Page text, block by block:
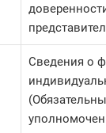
Сведения о